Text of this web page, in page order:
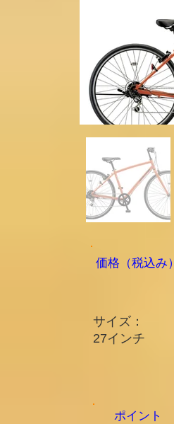
​価格（税込み）
サイズ：
​27インチ​
ポイント